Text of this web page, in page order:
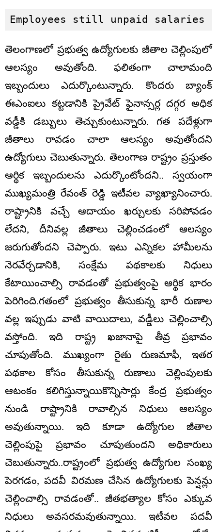
Employees still unpaid salaries
తెలంగాణలో ప్రభుత్వ ఉద్యోగులకు జీతాల చెల్లింపులో
ఆలస్యం అవుతోంది. ఫలితంగా చాలామంది
ఇబ్బందులు ఎదుర్కొంటున్నారు. కొందరు బ్యాంక్
ఈఎంఐలు కట్టడానికి ప్రైవేట్ ఫైనాన్సర్ల దగ్గర అధిక
వడ్డీకి డబ్బులు తెచ్చుకుంటున్నారు. గత పదేళ్లుగా
జీతాలు రావడం చాలా ఆలస్యం అవుతోందని
ఉద్యోగులు చెబుతున్నారు. తెలంగాణ రాష్ట్రం ప్రస్తుతం
ఆర్థిక ఇబ్బందులను ఎదుర్కొంటోందని.. స్వయంగా
ముఖ్యమంత్రి రేవంత్ రెడ్డి ఇటీవల వ్యాఖ్యానించారు.
రాష్ట్రానికి వచ్చే ఆదాయం ఖర్చులకు సరిపోవడం
లేదని, దీనివల్ల జీతాలు చెల్లించడంలో ఆలస్యం
జరుగుతోందని చెప్పారు. ఇటు ఎన్నికల హామీలను
నెరవేర్చడానికి, సంక్షేమ పథకాలకు నిధులు
కేటాయించాల్సి రావడంతో ప్రభుత్వంపై ఆర్థిక భారం
పెరిగింది.గతంలో ప్రభుత్వం తీసుకున్న భారీ రుణాల
వల్ల ఇప్పుడు వాటి వాయిదాలు, వడ్డీలు చెల్లించాల్సి
వస్తోంది. ఇది రాష్ట్ర ఖజానాపై తీవ్ర ప్రభావం
చూపుతోంది. ముఖ్యంగా రైతు రుణమాఫీ, ఇతర
పథకాల కోసం తీసుకున్న రుణాలు చెల్లింపులకు
ఆటంకం కలిగిస్తున్నాయికొన్నిసార్లు కేంద్ర ప్రభుత్వం
నుండి రాష్ట్రానికి రావాల్సిన నిధులు ఆలస్యం
అవుతున్నాయి. ఇది కూడా ఉద్యోగుల జీతాల
చెల్లింపుపై ప్రభావం చూపుతుందని అధికారులు
చెబుతున్నారు..రాష్ట్రంలో ప్రభుత్వ ఉద్యోగుల సంఖ్య
పెరగడం, పదవీ విరమణ చేసిన ఉద్యోగులకు పెన్షన్లు
చెల్లించాల్సి రావడంతో.. జీతభత్యాల కోసం ఎక్కువ
నిధులు అవసరమవుతున్నాయి. ఇటీవల పదవీ